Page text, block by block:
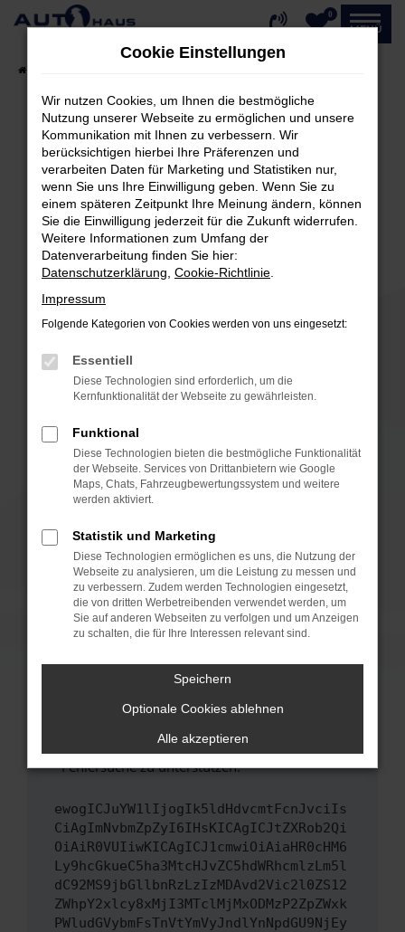
Zum
0
MENÜ
Fehler: Network Error
Beim Laden ist ein Fehler aufgetreten.
Hier sind ein paar Tipps, die dir helfen können:
Überprüfe deine Firewall und deine
Internetverbindung.
Laden andere Webseiten, zum Beispiel deine
Suchmaschine?
Prüfe deine Browsererweiterungen.
können das Laden bestimmter Seiten
verhindern. Funktioniert die Seite in einem
anderen Browser oder in einem privaten
Fenster?
Starte dein Gerät neu.
Das kann manchmal helfen, vorübergehende
Probleme zu beheben.
Betriebssystem auf dem neuesten Stand
sind.
Veraltete Software birgt nicht nur ein
Sicherheitsrisiko, sondern kann auch dazu
führen, dass bestimmte Funktionen nicht mehr
unterstützt werden.
Wende dich an den Webseitenbetreiber.
Wenn du alle oben genannten Schritte versucht
hast, kontaktiere uns bitte. Wir werden
uns diesen Text schicken, um uns bei der
Fehlersuche zu unterstützen:
ewogICJuYW1lIjogIk5ldHdvcmtFcnJvciIs
CiAgImNvbmZpZyI6IHsKICAgICJtZXRob2Qi
OiAiR0VUIiwKICAgICJ1cmwiOiAiaHR0cHM6
Ly9hcGkueC5ha3MtcHJvZC5hdWRhcmlzLm5l
dC92MS9jbGllbnRzLzIzMDAvd2Vic2l0ZS12
ZWhpY2xlcy8xMjI3MTclMjMxODMzP2ZpZWxk
PWludGVybmFsTnVtYmVyJndlYnNpdGU9NjEy
Cookie Einstellungen
Wir nutzen Cookies, um Ihnen die bestmögliche
Nutzung unserer Webseite zu ermöglichen und unsere
Kommunikation mit Ihnen zu verbessern. Wir
berücksichtigen hierbei Ihre Präferenzen und
verarbeiten Daten für Marketing und Statistiken nur,
wenn Sie uns Ihre Einwilligung geben. Wenn Sie zu
einem späteren Zeitpunkt Ihre Meinung ändern, können
Sie die Einwilligung jederzeit für die Zukunft widerrufen.
Weitere Informationen zum Umfang der
Datenverarbeitung finden Sie hier:
Datenschutzerklärung Cookie-Richtlinie
Impressum
Folgende Kategorien von Cookies werden von uns eingesetzt:
Essentiell
Diese Technologien sind erforderlich, um die
Kernfunktionalität der Webseite zu gewährleisten.
Funktional
Diese Technologien bieten die bestmögliche Funktionalität
der Webseite. Services von Drittanbietern wie Google
Maps, Chats, Fahrzeugbewertungssystem und weitere
werden aktiviert.
Statistik und Marketing
Diese Technologien ermöglichen es uns, die Nutzung der
Webseite zu analysieren, um die Leistung zu messen und
zu verbessern. Zudem werden Technologien eingesetzt,
die von dritten Werbetreibenden verwendet werden, um
Sie auf anderen Webseiten zu verfolgen und um Anzeigen
zu schalten, die für Ihre Interessen relevant sind.
Speichern
Optionale Cookies ablehnen
Alle akzeptieren